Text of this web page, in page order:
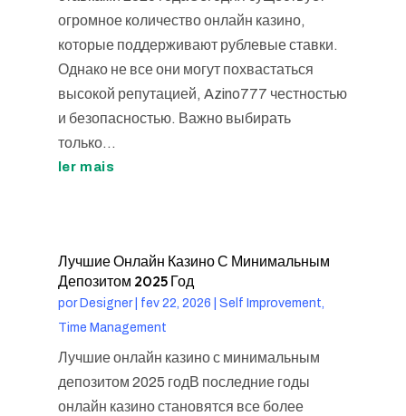
огромное количество онлайн казино,
которые поддерживают рублевые ставки.
Однако не все они могут похвастаться
высокой репутацией, Azino777 честностью
и безопасностью. Важно выбирать
только...
ler mais
Лучшие Онлайн Казино С Минимальным
Депозитом 2025 Год
por Designer| fev 22, 2026
Self Improvement,
Time Management
Лучшие онлайн казино с минимальным
депозитом 2025 годВ последние годы
онлайн казино становятся все более